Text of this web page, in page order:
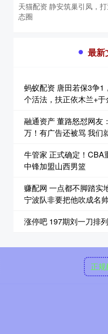
天猫配资 静安筑巢引凤，
态圈
最新
蚂蚁配资 唐田若保3争1
个活法，扶正依木兰+于
融通资产 董路怒怼网友
万！有广告还被骂 我们
牛管家 正式确定！CBA
中锋加盟山西男篮
赚配网 一点都不脚踏实
宁波队非要把他吹成名
涨停吧 197期刘一刀排
正